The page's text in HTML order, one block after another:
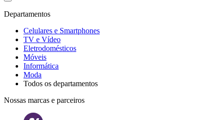
Departamentos
Celulares e Smartphones
TV e Vídeo
Eletrodomésticos
Móveis
Informática
Moda
Todos os departamentos
Nossas marcas e parceiros